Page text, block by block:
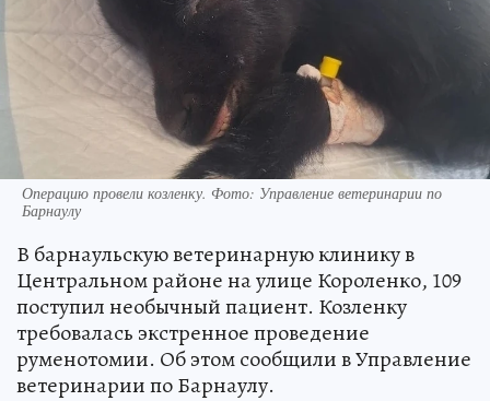
Операцию провели козленку. Фото: Управление ветеринарии по
Барнаулу
В барнаульскую ветеринарную клинику в
Центральном районе на улице Короленко, 109
поступил необычный пациент. Козленку
требовалась экстренное проведение
руменотомии. Об этом сообщили в Управление
ветеринарии по Барнаулу.